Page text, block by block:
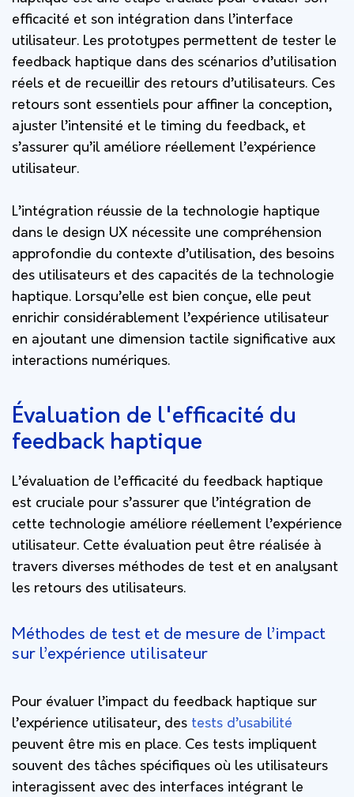
efficacité et son intégration dans l’interface
utilisateur. Les prototypes permettent de tester le
feedback haptique dans des scénarios d’utilisation
réels et de recueillir des retours d’utilisateurs. Ces
retours sont essentiels pour affiner la conception,
ajuster l’intensité et le timing du feedback, et
s’assurer qu’il améliore réellement l’expérience
utilisateur.
L’intégration réussie de la technologie haptique
dans le design UX nécessite une compréhension
approfondie du contexte d’utilisation, des besoins
des utilisateurs et des capacités de la technologie
haptique. Lorsqu’elle est bien conçue, elle peut
enrichir considérablement l’expérience utilisateur
en ajoutant une dimension tactile significative aux
interactions numériques.
Évaluation de l'efficacité du
feedback haptique
L’évaluation de l’efficacité du feedback haptique
est cruciale pour s’assurer que l’intégration de
cette technologie améliore réellement l’expérience
utilisateur. Cette évaluation peut être réalisée à
travers diverses méthodes de test et en analysant
les retours des utilisateurs.
Méthodes de test et de mesure de l’impact
sur l’expérience utilisateur
Pour évaluer l’impact du feedback haptique sur
l’expérience utilisateur, des tests d’usabilité
peuvent être mis en place. Ces tests impliquent
souvent des tâches spécifiques où les utilisateurs
interagissent avec des interfaces intégrant le